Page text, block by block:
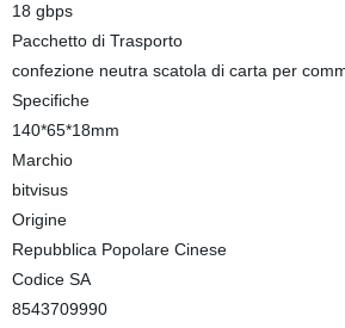
18 gbps
Pacchetto di Trasporto
confezione neutra scatola di carta per
Specifiche
140*65*18mm
Marchio
bitvisus
Origine
Repubblica Popolare Cinese
Codice SA
8543709990